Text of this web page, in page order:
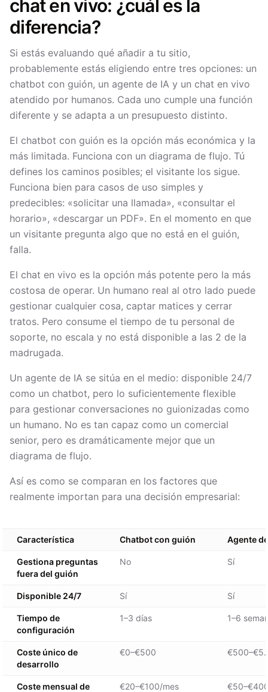
chat en vivo: ¿cuál es la
diferencia?
Si estás evaluando qué añadir a tu sitio,
probablemente estás eligiendo entre tres opciones: un
chatbot con guión, un agente de IA y un chat en vivo
atendido por humanos. Cada uno cumple una función
diferente y se adapta a un presupuesto distinto.
El chatbot con guión es la opción más económica y la
más limitada. Funciona con un diagrama de flujo. Tú
defines los caminos posibles; el visitante los sigue.
Funciona bien para casos de uso simples y
predecibles: «solicitar una llamada», «consultar el
horario», «descargar un PDF». En el momento en que
un visitante pregunta algo que no está en el guión,
falla.
El chat en vivo es la opción más potente pero la más
costosa de operar. Un humano real al otro lado puede
gestionar cualquier cosa, captar matices y cerrar
tratos. Pero consume el tiempo de tu personal de
soporte, no escala y no está disponible a las 2 de la
madrugada.
Un agente de IA se sitúa en el medio: disponible 24/7
como un chatbot, pero lo suficientemente flexible
para gestionar conversaciones no guionizadas como
un humano. No es tan capaz como un comercial
senior, pero es dramáticamente mejor que un
diagrama de flujo.
Así es como se comparan en los factores que
realmente importan para una decisión empresarial:
Característica Chatbot con guión Agente
Gestiona preguntas
fuera del guión
No Sí
Disponible 24/7 Sí Sí
Tiempo de
configuración
1–3 días 1–6
Coste único de
desarrollo
€0–€500
Coste mensual de
€20–€100/mes